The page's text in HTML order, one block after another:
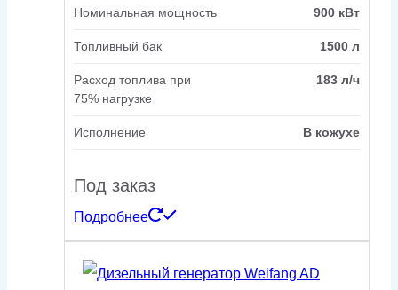
Номинальная мощность 900 кВт
Топливный бак 1500 л
Расход топлива при
75% нагрузке
183 л/ч
Исполнение В кожухе
Под заказ
Подробнее